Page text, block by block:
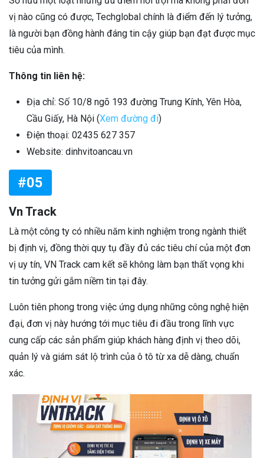
vị nào cũng có được, Techglobal chính là điểm đến lý tưởng,
là người bạn đồng hành đáng tin cậy giúp bạn đạt được mục
tiêu của mình.
Thông tin liên hệ:
Địa chỉ: Số 10/8 ngõ 193 đường Trung Kính, Yên Hòa,
Cầu Giấy, Hà Nội (Xem đường đi)
Điện thoại: 02435 627 357
Website: dinhvitoancau.vn
#05
Vn Track
Là một công ty có nhiều năm kinh nghiệm trong ngành thiết
bị định vị, đồng thời quy tụ đầy đủ các tiêu chí của một đơn
vị uy tín, VN Track cam kết sẽ không làm bạn thất vọng khi
tin tưởng gửi gắm niềm tin tại đây.
Luôn tiên phong trong việc ứng dụng những công nghệ hiện
đại, đơn vị này hướng tới mục tiêu đi đầu trong lĩnh vực
cung cấp các sản phẩm giúp khách hàng định vị theo dõi,
quản lý và giám sát lộ trình của ô tô từ xa dễ dàng, chuẩn
xác.